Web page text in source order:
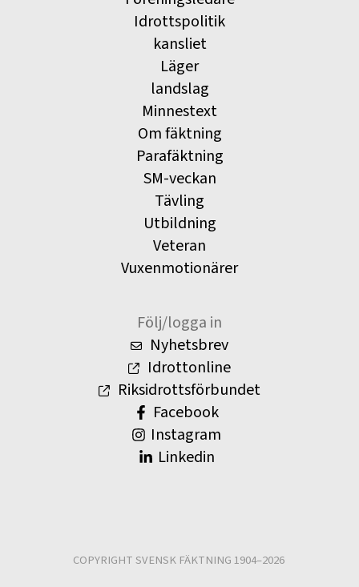
Idrottspolitik
kansliet
Läger
landslag
Minnestext
Om fäktning
Parafäktning
SM-veckan
Tävling
Utbildning
Veteran
Vuxenmotionärer
Följ/logga in
Nyhetsbrev
Idrottonline
Riksidrottsförbundet
Facebook
Instagram
Linkedin
COPYRIGHT SVENSK FÄKTNING 1904–2026